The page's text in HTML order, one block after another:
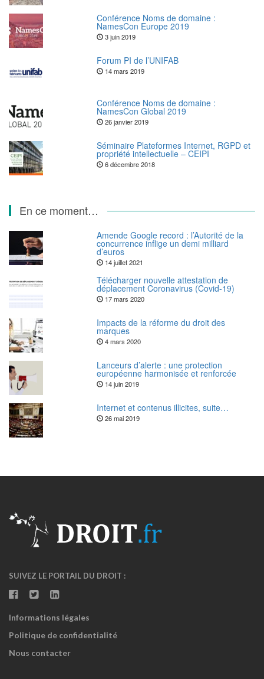
Conférence Noms de domaine :
NamesCon Europe 2019
3 juin 2019
Forum PI de l’UNIFAB
14 mars 2019
Conférence Noms de domaine :
NamesCon Global 2019
26 janvier 2019
Séminaire Plateformes Internet, RGPD et
propriété intellectuelle – CEIPI
6 décembre 2018
En ce moment…
Amende Google record : l’Autorité de la
concurrence inflige un demi milliard
d’euros
14 juillet 2021
Télécharger nouvelle attestation de
déplacement Coronavirus (Covid-19)
17 mars 2020
Impacts de la réforme du droit des
marques
4 mars 2020
Lanceurs d’alerte : une protection
européenne harmonisée et renforcée
14 juin 2019
Internet et contenus illicites, suite…
26 mai 2019
SUIVEZ LE PORTAIL DU DROIT :
Informations légales
Politique de confidentialité
Nous contacter